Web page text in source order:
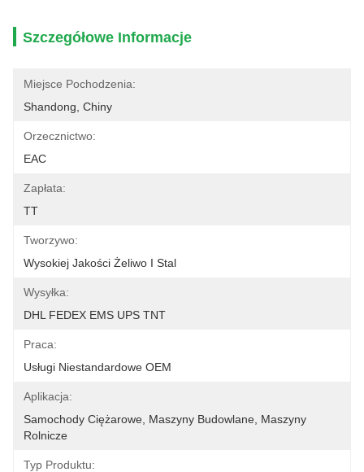
Szczegółowe Informacje
Miejsce Pochodzenia:
Shandong, Chiny
Orzecznictwo:
EAC
Zapłata:
TT
Tworzywo:
Wysokiej Jakości Żeliwo I Stal
Wysyłka:
DHL FEDEX EMS UPS TNT
Praca:
Usługi Niestandardowe OEM
Aplikacja:
Samochody Ciężarowe, Maszyny Budowlane, Maszyny
Rolnicze
Typ Produktu: